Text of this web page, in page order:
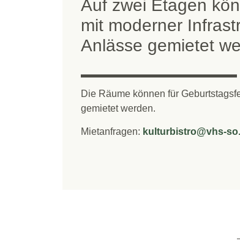
Auf zwei Etagen
mit moderner
Anlässe gemietet
Die Räume können für
gemietet werden.
Mietanfragen: kulturbistro@vhs-